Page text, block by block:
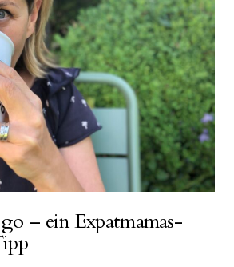
– ein Expatmamas-